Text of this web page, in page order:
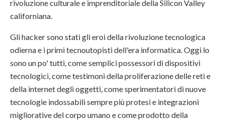
rivoluzione culturale e imprenditoriale della Silicon Valley
californiana.
Gli hacker sono stati gli eroi della rivoluzione tecnologica
odierna e i primi tecnoutopisti dell'era informatica. Oggi lo
sono un po' tutti, come semplici possessori di dispositivi
tecnologici, come testimoni della proliferazione delle reti e
della internet degli oggetti, come sperimentatori di nuove
tecnologie indossabili sempre più protesi e integrazioni
migliorative del corpo umano e come prodotto della